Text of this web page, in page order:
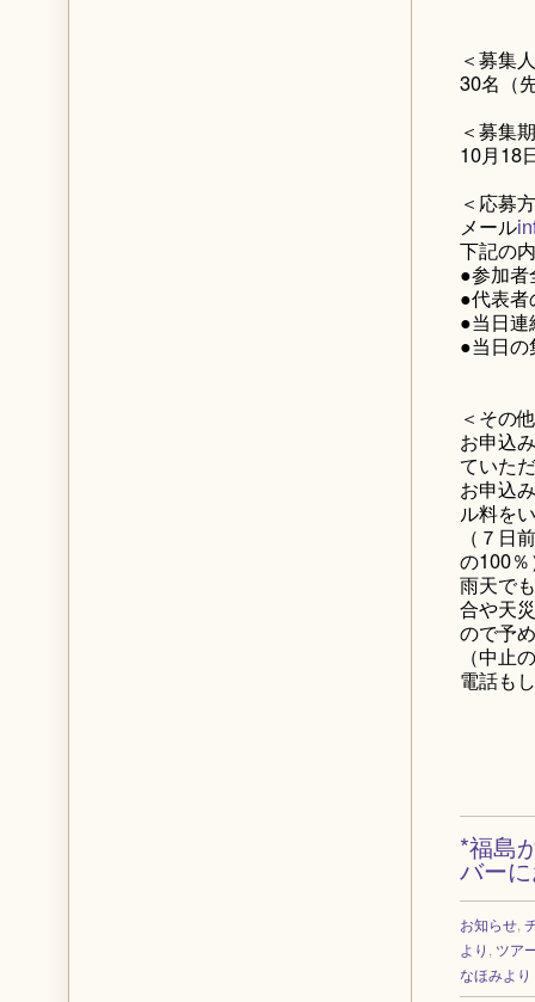
＜募集
30名（
＜募集
10月18
＜応募
メール
下記の
●参加
●代表
●当日
●当日
＜その
お申込
ていた
お申込
ル料を
（７日
の100％
雨天で
合や天
ので予
（中止
電話も
*福島
バー
お知らせ,
より ツア
なほみより